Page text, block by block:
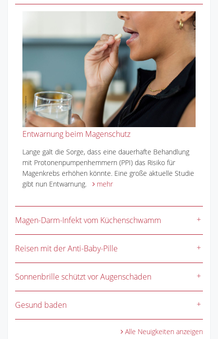
Entwarnung beim Magenschutz
Lange galt die Sorge, dass eine dauerhafte Behandlung
mit Protonenpumpenhemmern (PPI) das Risiko für
Magenkrebs erhöhen könnte. Eine große aktuelle Studie
gibt nun Entwarnung.
mehr
Magen-Darm-Infekt vom Küchenschwamm
Reisen mit der Anti-Baby-Pille
Sonnenbrille schützt vor Augenschäden
Gesund baden
Alle Neuigkeiten anzeigen